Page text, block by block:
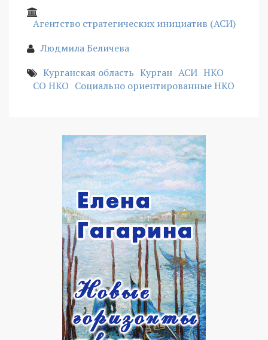
Агентство стратегических инициатив (АСИ)
Людмила Беличева
Курганская область Курган АСИ НКО
СО НКО Социально ориентированные НКО